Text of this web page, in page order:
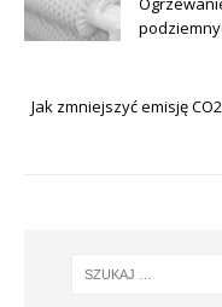
Jak zmniejszyć emisję